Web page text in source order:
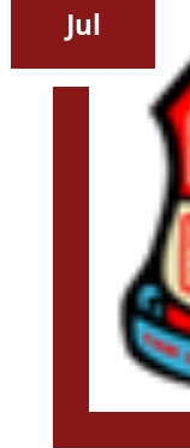
Jul